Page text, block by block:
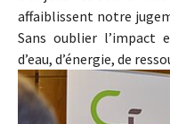
Show larger version
affaiblissent notre
Sans oublier l’impact
d’eau, d’énergie, de